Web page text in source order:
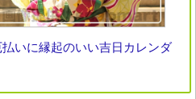
いに縁起のいい吉日カレンダ